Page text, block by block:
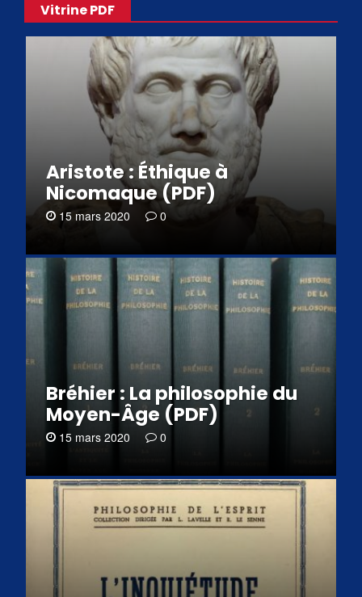
Vitrine PDF
Aristote : Éthique à
Nicomaque (PDF)
15 mars 2020 0
Bréhier : La philosophie du
Moyen-Âge (PDF)
15 mars 2020 0